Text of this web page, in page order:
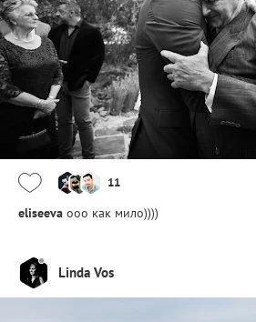
11
eliseeva ооо как мило))))
Linda Vos